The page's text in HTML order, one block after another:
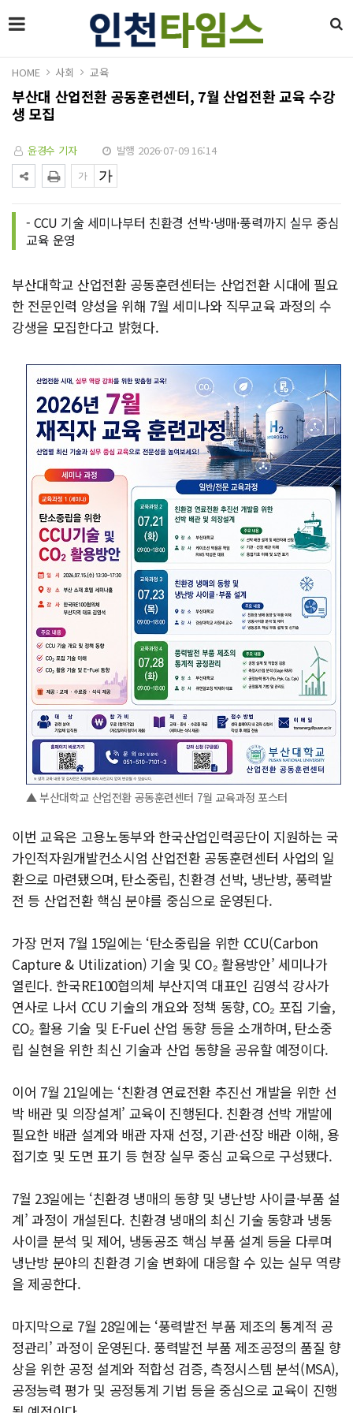
HOME 사회 교육
부산대 산업전환 공동훈련센터, 7월 산업전환 교육 수강
생 모집
윤경수 기자 발행 2026-07-09 16:14
- CCU 기술 세미나부터 친환경 선박·냉매·풍력까지 실무 중심
교육 운영
부산대학교 산업전환 공동훈련센터는 산업전환 시대에 필요
한 전문인력 양성을 위해 7월 세미나와 직무교육 과정의 수
강생을 모집한다고 밝혔다.
▲ 부산대학교 산업전환 공동훈련센터 7월 교육과정 포스터
이번 교육은 고용노동부와 한국산업인력공단이 지원하는 국
가인적자원개발컨소시엄 산업전환 공동훈련센터 사업의 일
환으로 마련됐으며, 탄소중립, 친환경 선박, 냉난방, 풍력발
전 등 산업전환 핵심 분야를 중심으로 운영된다.
가장 먼저 7월 15일에는 ‘탄소중립을 위한 CCU(Carbon
Capture & Utilization) 기술 및 CO₂ 활용방안’ 세미나가
열린다. 한국RE100협의체 부산지역 대표인 김영석 강사가
연사로 나서 CCU 기술의 개요와 정책 동향, CO₂ 포집 기술,
CO₂ 활용 기술 및 E-Fuel 산업 동향 등을 소개하며, 탄소중
립 실현을 위한 최신 기술과 산업 동향을 공유할 예정이다.
이어 7월 21일에는 ‘친환경 연료전환 추진선 개발을 위한 선
박 배관 및 의장설계’ 교육이 진행된다. 친환경 선박 개발에
필요한 배관 설계와 배관 자재 선정, 기관·선장 배관 이해, 용
접기호 및 도면 표기 등 현장 실무 중심 교육으로 구성됐다.
7월 23일에는 ‘친환경 냉매의 동향 및 냉난방 사이클·부품 설
계’ 과정이 개설된다. 친환경 냉매의 최신 기술 동향과 냉동
사이클 분석 및 제어, 냉동공조 핵심 부품 설계 등을 다루며
냉난방 분야의 친환경 기술 변화에 대응할 수 있는 실무 역량
을 제공한다.
마지막으로 7월 28일에는 ‘풍력발전 부품 제조의 통계적 공
정관리’ 과정이 운영된다. 풍력발전 부품 제조공정의 품질 향
상을 위한 공정 설계와 적합성 검증, 측정시스템 분석(MSA),
공정능력 평가 및 공정통계 기법 등을 중심으로 교육이 진행